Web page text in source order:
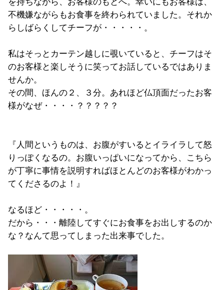
不機嫌ながらもお食事を終わられていました。それか
らしばらくしてチーフが・・・・・。
私はそっとカーテン越しに覗いていると、チーフはそ
のお客様と楽しそうに笑ってお話しているではありま
せんか。
その間、ほんの２、３分。あれほど仏頂面だったお客
様がなぜ・・・・？？？？？
『人間というものは、お腹がすいるとイライラして怒
りっぽくなるの。お腹いっぱいになってから、こちら
が丁寧に事情を説明すればほとんどのお客様がわかっ
てくださるのよ！』
なるほど・・・・・。
だから・・・離陸してすぐにお食事をお出しするのか
な？なんて思ってしまった出来事でした。